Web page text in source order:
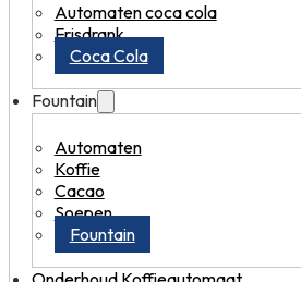
Automaten coca cola
Frisdrank
Coca Cola
Fountain
Automaten
Koffie
Cacao
Soepen
Fountain